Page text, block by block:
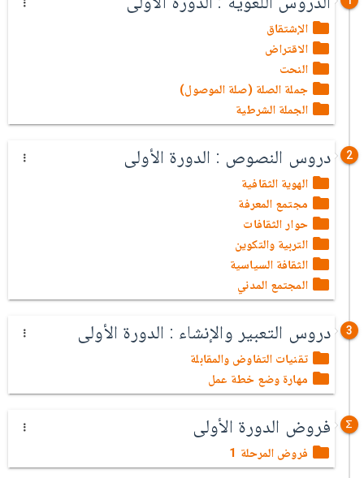
الإشتقاق
الاقتراض
النحت
جملة الصلة (صلة الموصول)
الجملة الشرطية
2 دروس النصوص : الدورة الأولى
الهوية الثقافية
مجتمع المعرفة
حوار الثقافات
التربية والتكوين
الثقافة السياسية
المجتمع المدني
3 دروس التعبير والإنشاء : الدورة الأولى
تقنيات التفاوض والمقابلة
مهارة وضع خطة عمل
فروض الدورة الأولى
فروض المرحلة 1